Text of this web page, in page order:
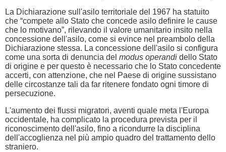
La Dichiarazione sull'asilo territoriale del 1967 ha statuito
che “compete allo Stato che concede asilo definire le cause
che lo motivano”, rilevando il valore umanitario insito nella
concessione dell'asilo, come si evince nel preambolo della
Dichiarazione stessa. La concessione dell'asilo si configura
come una sorta di denuncia del modus operandi dello Stato
di origine e per questo è necessario che lo Stato concedente
accerti, con attenzione, che nel Paese di origine sussistano
delle circostanze tali da far ritenere fondato ogni timore di
persecuzione.
L'aumento dei flussi migratori, aventi quale meta l'Europa
occidentale, ha complicato la procedura prevista per il
riconoscimento dell'asilo, fino a ricondurre la disciplina
dell'accoglienza nel più ampio quadro del trattamento dello
straniero.